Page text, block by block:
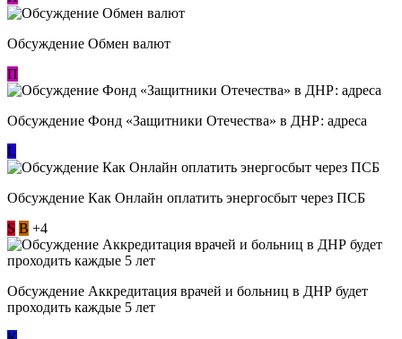
Обсуждение Обмен валют
П
Обсуждение Фонд «Защитники Отечества» в ДНР: адреса
L
Обсуждение ​Как Онлайн оплатить энергосбыт через ПСБ
S В +4
Обсуждение Аккредитация врачей и больниц в ДНР будет
проходить каждые 5 лет